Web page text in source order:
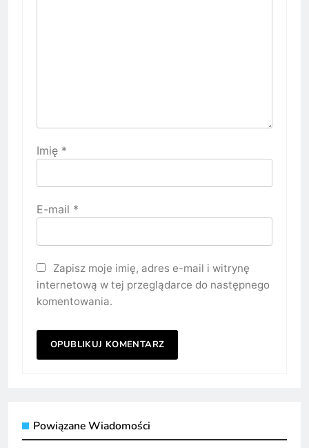
Imię *
E-mail *
Zapisz moje imię, adres e-mail i witrynę
internetową w tej przeglądarce do następnego
komentowania.
Powiązane Wiadomości